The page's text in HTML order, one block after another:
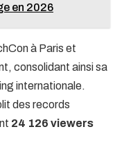
en 2026
à Paris et
consolidant ainsi sa
internationale.
des records
24 126 viewers